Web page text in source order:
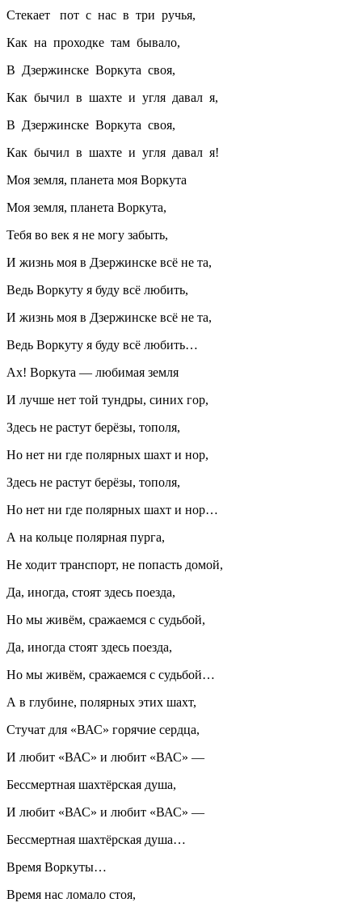
Стекает пот с нас в три ручья,
Как на проходке там бывало,
В Дзержинске Воркута своя,
Как бычил в шахте и угля давал я,
В Дзержинске Воркута своя,
Как бычил в шахте и угля давал я!
Моя земля, планета моя Воркута
Моя земля, планета Воркута,
Тебя во век я не могу забыть,
И жизнь моя в Дзержинске всё не та,
Ведь Воркуту я буду всё любить,
И жизнь моя в Дзержинске всё не та,
Ведь Воркуту я буду всё любить…
Ах! Воркута — любимая земля
И лучше нет той тундры, синих гор,
Здесь не растут берёзы, тополя,
Но нет ни где полярных шахт и нор,
Здесь не растут берёзы, тополя,
Но нет ни где полярных шахт и нор…
А на кольце полярная пурга,
Не ходит транспорт, не попасть домой,
Да, иногда, стоят здесь поезда,
Но мы живём, сражаемся с судьбой,
Да, иногда стоят здесь поезда,
Но мы живём, сражаемся с судьбой…
А в глубине, полярных этих шахт,
Стучат для «ВАС» горячие сердца,
И любит «ВАС» и любит «ВАС» —
Бессмертная шахтёрская душа,
И любит «ВАС» и любит «ВАС» —
Бессмертная шахтёрская душа…
Время Воркуты…
Время нас ломало стоя,